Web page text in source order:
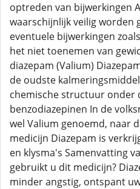
optreden van bijwerkingen
waarschijnlijk veilig worden
eventuele bijwerkingen
het niet toenemen van
diazepam (Valium)
de oudste
chemische structuur onder
benzodiazepinen In de
wel Valium genoemd, naar
medicijn Diazepam is
en klysma's Samenvatting
gebruikt u dit medicijn?
minder angstig, ontspant